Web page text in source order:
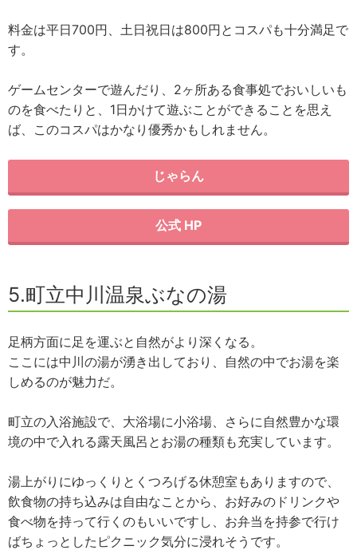
料金は平日700円、土日祝日は800円とコスパも十分満足で
す。
ゲームセンターで遊んだり、2ヶ所ある食事処でおいしいも
のを食べたりと、1日かけて遊ぶことができることを思え
ば、このコスパはかなり優秀かもしれません。
じゃらん
公式 HP
5.町立中川温泉ぶなの湯
足柄方面に足を運ぶと自然がより深くなる。
ここには中川の湯が湧き出しており、自然の中でお湯を楽
しめるのが魅力だ。
町立の入浴施設で、大浴場に小浴場、さらに自然豊かな環
境の中で入れる露天風呂とお湯の種類も充実しています。
湯上がりにゆっくりとくつろげる休憩室もありますので、
飲食物の持ち込みは自由なことから、お好みのドリンクや
食べ物を持って行くのもいいですし、お弁当を持参で行け
ばちょっとしたピクニック気分に浸れそうです。